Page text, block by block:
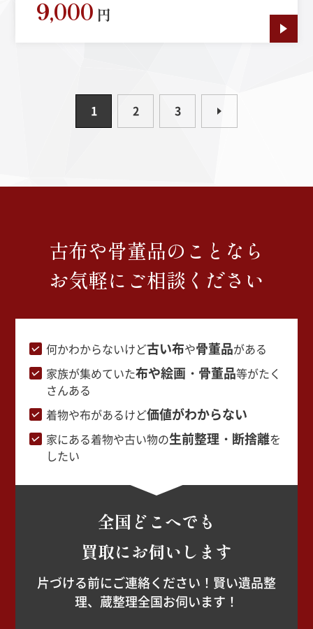
9,000 円
1 2 3
古布や骨董品のことなら
お気軽にご相談ください
何かわからないけど古い布や骨董品がある
家族が集めていた布や絵画・骨董品等がたく
さんある
着物や布があるけど価値がわからない
家にある着物や古い物の生前整理・断捨離を
したい
全国どこへでも
買取にお伺いします
片づける前にご連絡ください！賢い遺品整
理、蔵整理全国お伺います！